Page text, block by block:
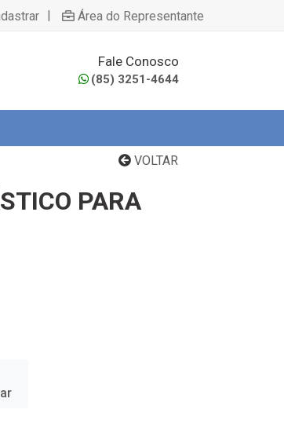
| Área do Representante
Fale Conosco
(85) 3251-4644
VOLTAR
PARA